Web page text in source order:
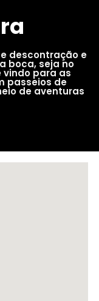
descontração e
boca, seja no
vindo para as
passeios de
de aventuras